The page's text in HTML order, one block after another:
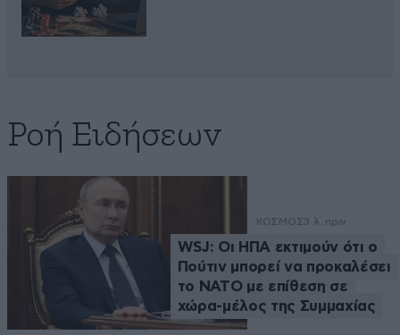
Ροή Ειδήσεων
ΚΟΣΜΟΣ3 λ. πριν
WSJ: Οι ΗΠΑ εκτιμούν ότι ο
Πούτιν μπορεί να προκαλέσει
το ΝΑΤΟ με επίθεση σε
χώρα-μέλος της Συμμαχίας